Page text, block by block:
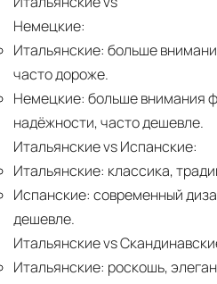
Немецкие:
Итальянские: больше
часто дороже.
Немецкие: больше внимания
надёжности, часто дешевле.
Итальянские vs Испанские:
Итальянские: классика,
Испанские: современный
дешевле.
Итальянские vs
Итальянские: роскошь,